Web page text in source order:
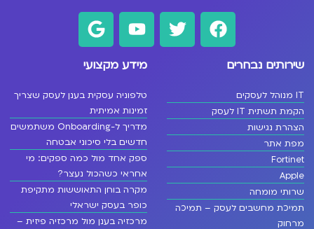
שירותים נבחרים
IT מנוהל לעסקים
הקמת תשתית IT לעסק
הצהרת נגישות
מפת אתר
Fortinet
Apple
שרותי מומחה
תמיכת מחשבים לעסק – תמיכה
מרחוק
מידע מקצועי
טלפוניה עסקית בענן לעסק שצריך
זמינות אמיתית
מדריך ל-Onboarding משתמשים
חדשים בלי סיכוני אבטחה
ספק אחד מול כמה ספקים: מי
אחראי כשהכול נעצר?
מקרה בוחן התאוששות מתקיפת
כופר בעסק ישראלי
מרכזיה בענן מול מרכזיה פיזית –